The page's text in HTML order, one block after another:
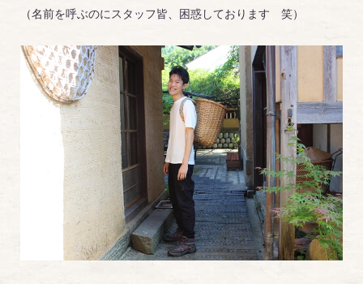
（名前を呼ぶのにスタッフ皆、困惑しております 笑）